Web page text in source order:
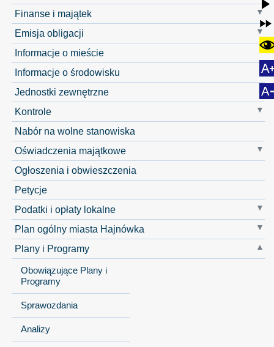
Finanse i majątek
Emisja obligacji
Informacje o mieście
Informacje o środowisku
Jednostki zewnętrzne
Kontrole
Nabór na wolne stanowiska
Oświadczenia majątkowe
Ogłoszenia i obwieszczenia
Petycje
Podatki i opłaty lokalne
Plan ogólny miasta Hajnówka
Plany i Programy
Obowiązujące Plany i
Programy
Sprawozdania
Analizy